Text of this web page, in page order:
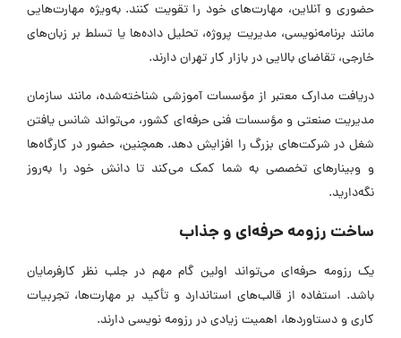
حضوری و آنلاین، مهارت‌های خود را تقویت کنند. به‌ویژه مهارت‌هایی
مانند برنامه‌نویسی، مدیریت پروژه، تحلیل داده‌ها یا تسلط بر زبان‌های
خارجی، تقاضای بالایی در بازار کار تهران دارند.
دریافت مدارک معتبر از مؤسسات آموزشی شناخته‌شده، مانند سازمان
مدیریت صنعتی و مؤسسات فنی حرفه‌ای کشور، می‌تواند شانس یافتن
شغل در شرکت‌های بزرگ را افزایش دهد. همچنین، حضور در کارگاه‌ها
و وبینارهای تخصصی به شما کمک می‌کند تا دانش خود را به‌روز
نگه‌دارید.
ساخت رزومه حرفه‌ای و جذاب
یک رزومه حرفه‌ای می‌تواند اولین گام مهم در جلب نظر کارفرمایان
باشد. استفاده از قالب‌های استاندارد و تأکید بر مهارت‌ها، تجربیات
کاری و دستاوردها، اهمیت زیادی در رزومه نویسی دارند.